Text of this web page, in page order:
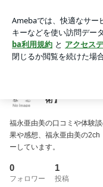
アプリをダウンロード
ょう。
術】
福永亜由美の口コミや体験
果や感想、福永亜由美の2ch
ーしています。
0
フォロワー
1
投稿